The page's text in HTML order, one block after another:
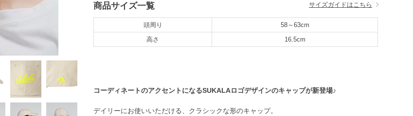
商品サイズ一覧 サイズガイドはこちら
頭周り
58～63cm
高さ
16.5cm
コーディネートのアクセントになるSUKALAロゴデザインのキャップが新登場♪
デイリーにお使いいただける、クラシックな形のキャップ。